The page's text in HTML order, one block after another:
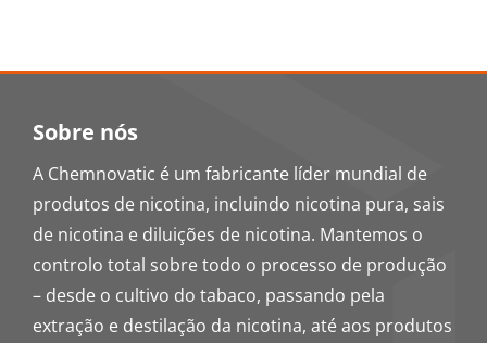
Sobre nós
A Chemnovatic é um fabricante líder mundial de
produtos de nicotina, incluindo nicotina pura, sais
de nicotina e diluições de nicotina. Mantemos o
controlo total sobre todo o processo de produção
– desde o cultivo do tabaco, passando pela
extração e destilação da nicotina, até aos produtos